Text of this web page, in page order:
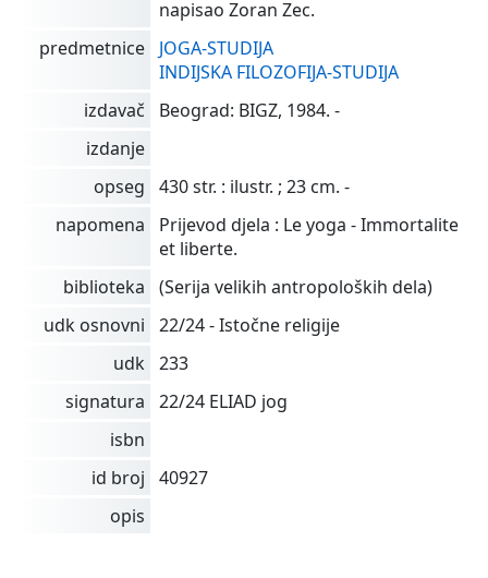
napisao Zoran Zec.
predmetnice
JOGA-STUDIJA
INDIJSKA FILOZOFIJA-STUDIJA
izdavač
Beograd: BIGZ, 1984. -
izdanje
opseg
430 str. : ilustr. ; 23 cm. -
napomena
Prijevod djela : Le yoga - Immortalite
et liberte.
biblioteka
(Serija velikih antropoloških dela)
udk osnovni
22/24 - Istočne religije
udk 233
signatura
22/24 ELIAD jog
isbn
id broj
40927
opis